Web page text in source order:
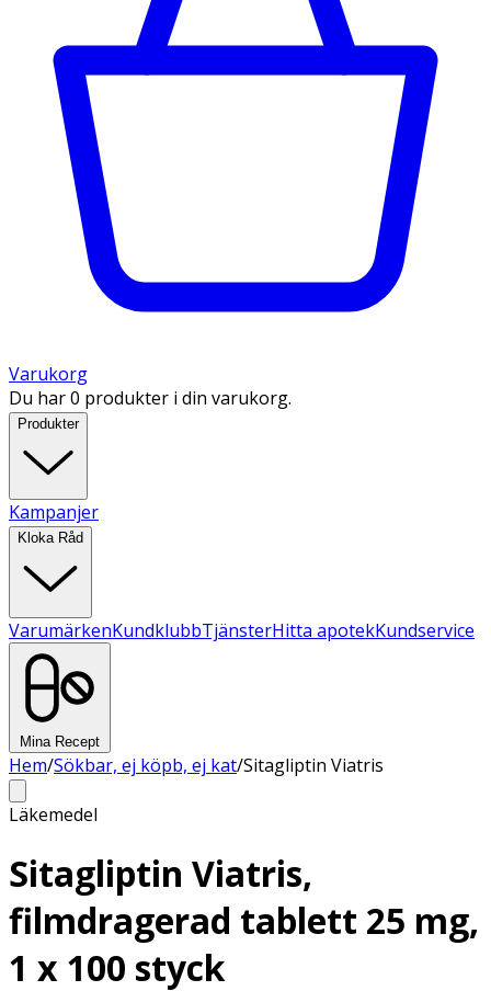
Varukorg
Du har 0 produkter i din varukorg.
Produkter
Kampanjer
Kloka Råd
VarumärkenKundklubbTjänsterHitta apotekKundservice
Mina Recept
Hem/Sökbar, ej köpb, ej kat/Sitagliptin Viatris
Läkemedel
Sitagliptin Viatris,
filmdragerad tablett 25 mg,
1 x 100 styck